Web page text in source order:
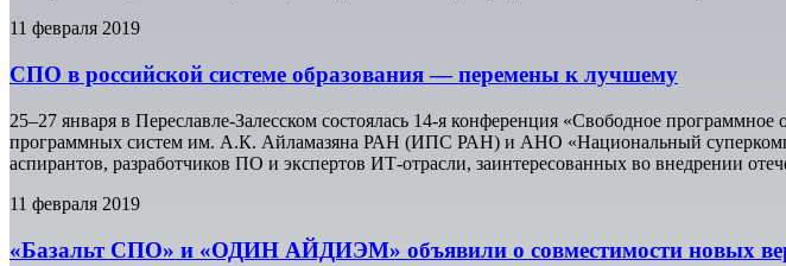
11 февраля 2019
СПО в российской системе образования — перемены к лучшему
25–27 января в Переславле-Залесском состоялась 14-я конференция «Свободное
программных систем им. А.К. Айламазяна РАН (ИПС РАН) и АНО «Национальный
аспирантов, разработчиков ПО и экспертов ИТ-отрасли, заинтересованных во внедрении
11 февраля 2019
«Базальт СПО» и «ОДИН АЙДИЭМ» объявили о совместимости новых